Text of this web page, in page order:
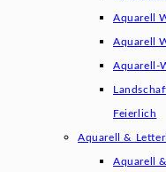
Aquarell
Aquarell
Aquarell-
Feierlich
Aquarell &
Aquarell